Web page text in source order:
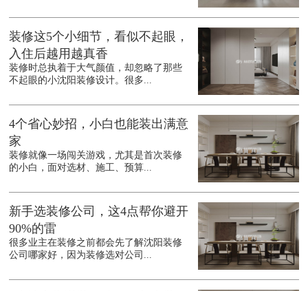
装修这5个小细节，看似不起眼，
入住后越用越真香
装修时总执着于大气颜值，却忽略了那些
不起眼的小沈阳装修设计。很多...
4个省心妙招，小白也能装出满意
家
装修就像一场闯关游戏，尤其是首次装修
的小白，面对选材、施工、预算...
新手选装修公司，这4点帮你避开
90%的雷
很多业主在装修之前都会先了解沈阳装修
公司哪家好，因为装修选对公司...